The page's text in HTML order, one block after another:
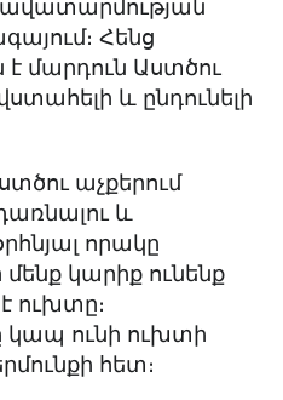
Հենց
է մարդուն Աստծու
և ընդունելի
աչքերում
և
որակը
կարիք ունենք
ուխտը։
կապ ունի ուխտի
հետ։